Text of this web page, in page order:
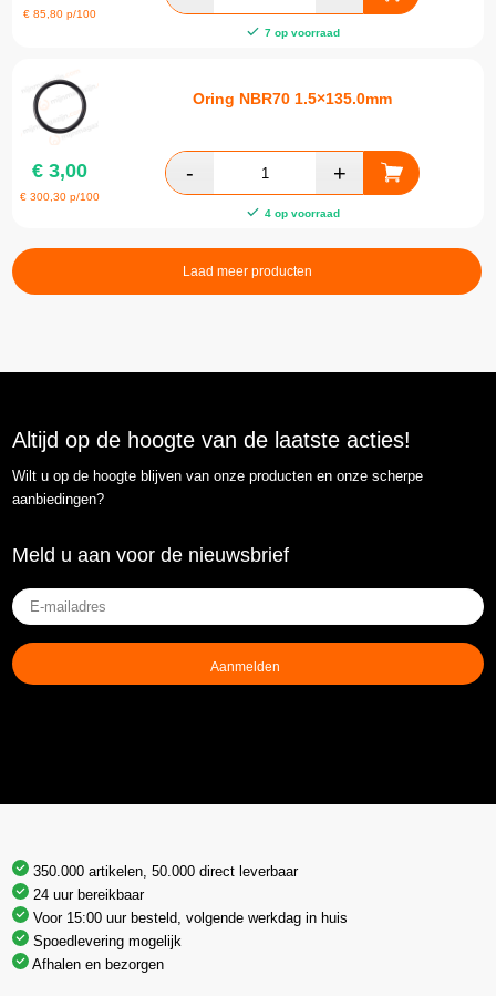
€85,80 p/100
7 op voorraad
Oring NBR70 1.5×135.0mm
€ 3,00
€300,30 p/100
4 op voorraad
Laad meer producten
Altijd op de hoogte van de laatste acties!
Wilt u op de hoogte blijven van onze producten en onze scherpe
aanbiedingen?
Meld u aan voor de nieuwsbrief
E-
mailadres
(Vereist)
350.000 artikelen, 50.000 direct leverbaar
24 uur bereikbaar
Voor 15:00 uur besteld, volgende werkdag in huis
Spoedlevering mogelijk
Afhalen en bezorgen